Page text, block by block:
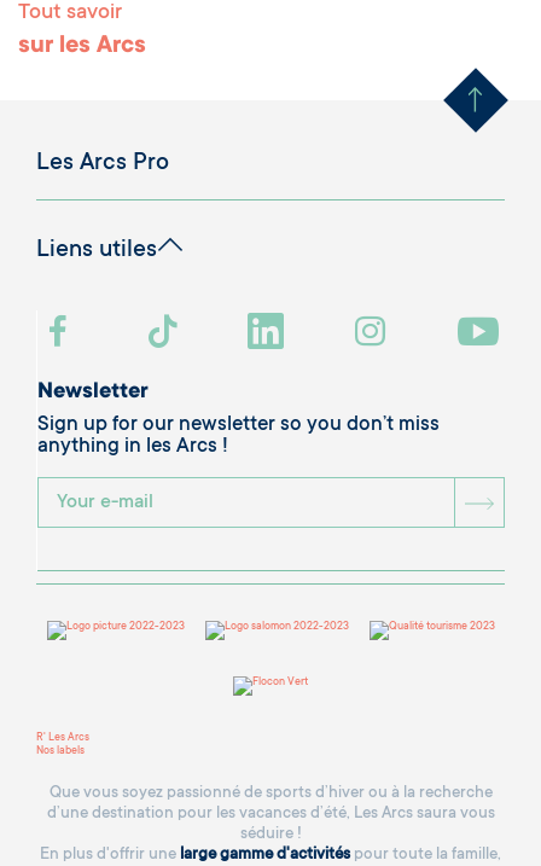
Tout savoir
sur les Arcs Remonter
Les Arcs Pro
Liens utiles
Newsletter
Sign up for our newsletter so you don’t miss
anything in les Arcs !
R' Les Arcs
Nos labels
Que vous soyez passionné de sports d’hiver ou à la recherche
d’une destination pour les vacances d’été, Les Arcs saura vous
séduire !
En plus d'offrir une large gamme d'activitéspour toute la famille,